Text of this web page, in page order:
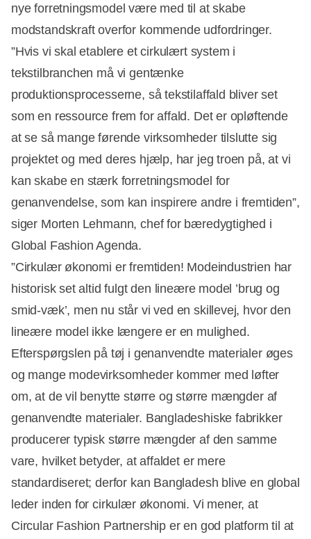
nye forretningsmodel være med til at skabe
modstandskraft overfor kommende udfordringer.
”Hvis vi skal etablere et cirkulært system i
tekstilbranchen må vi gentænke
produktionsprocesserne, så tekstilaffald bliver set
som en ressource frem for affald. Det er opløftende
at se så mange førende virksomheder tilslutte sig
projektet og med deres hjælp, har jeg troen på, at vi
kan skabe en stærk forretningsmodel for
genanvendelse, som kan inspirere andre i fremtiden”,
siger Morten Lehmann, chef for bæredygtighed i
Global Fashion Agenda.
”Cirkulær økonomi er fremtiden! Modeindustrien har
historisk set altid fulgt den lineære model ’brug og
smid-væk’, men nu står vi ved en skillevej, hvor den
lineære model ikke længere er en mulighed.
Efterspørgslen på tøj i genanvendte materialer øges
og mange modevirksomheder kommer med løfter
om, at de vil benytte større og større mængder af
genanvendte materialer. Bangladeshiske fabrikker
producerer typisk større mængder af den samme
vare, hvilket betyder, at affaldet er mere
standardiseret; derfor kan Bangladesh blive en global
leder inden for cirkulær økonomi. Vi mener, at
Circular Fashion Partnership er en god platform til at